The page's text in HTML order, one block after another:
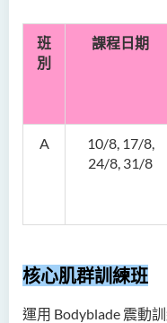
班
別
課程日期
A
10/8, 17/8,
24/8, 31/8
核心肌群訓練班
運用 Bodyblade 震動